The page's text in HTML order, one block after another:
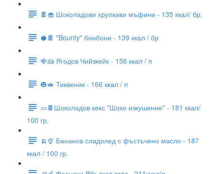
🍫🧁 Шоколадови хрупкави мъфини - 135 ккал/ бр.
🥥🍫 "Bounty" бонбони - 139 ккал / бр
🍓🍰 Ягодов Чийзкейк - 156 ккал / п
🎃🥪 Тиквеник - 166 ккал / п
🥒🍫Шоколадов кекс "Шоко изкушение" - 181 ккал/
100 гр.
🍌🍨 Бананов сладолед с фъстъчено масло - 187
ккал / 100 гр.